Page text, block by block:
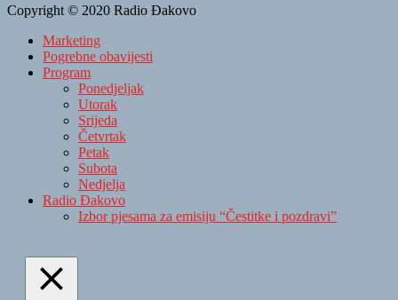
Radio
–
Arhiva
Copyright © 2020 Radio Đakovo
Marketing
Pogrebne obavijesti
Program
Ponedjeljak
Utorak
Srijeda
Četvrtak
Petak
Subota
Nedjelja
Radio Đakovo
Izbor pjesama za emisiju “Čestitke i pozdravi”